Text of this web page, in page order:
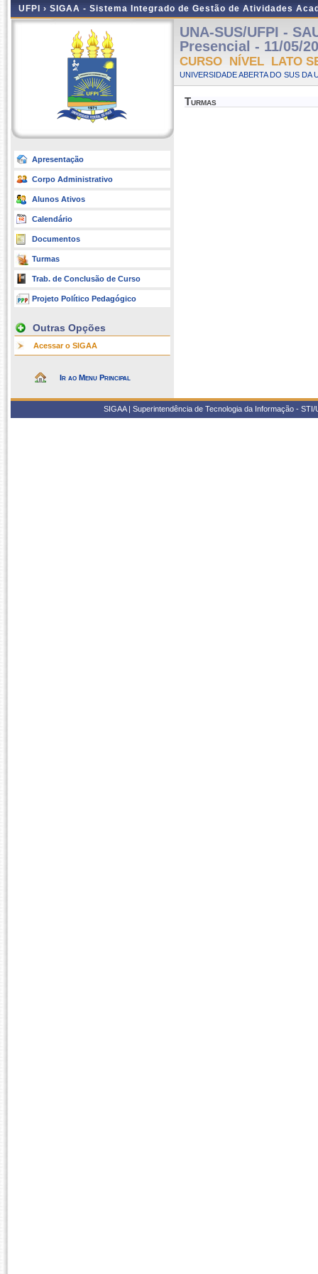
UFPI › SIGAA - Sistema Integrado de Gestão de Atividades
Apresentação
Corpo Administrativo
Alunos Ativos
Calendário
Documentos
Turmas
Trab. de Conclusão de Curso
Projeto Político Pedagógico
Outras Opções
Acessar o SIGAA
Ir ao Menu Principal
UNA-SUS/UFPI -
Presencial - 11/05/
CURSO NÍVEL LATO
UNIVERSIDADE ABERTA DO SUS DA
Turmas
SIGAA | Superintendência de Tecnologia da Informação -